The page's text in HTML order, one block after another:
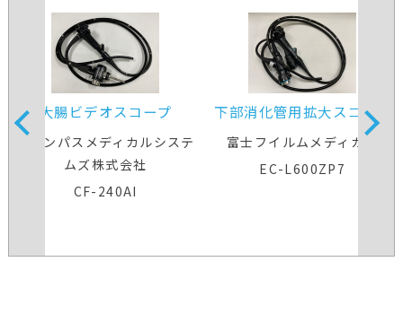
大腸ビデオスコープ
オリンパスメディカルシステ
ムズ株式会社
CF-240AI
下部消化管用拡大スコープ
富士フイルムメディカル
EC-L600ZP7